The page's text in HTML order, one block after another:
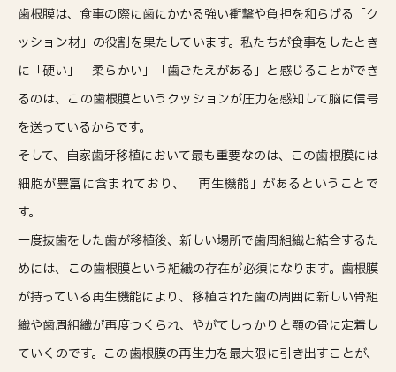
歯根膜は、食事の際に歯にかかる強い衝撃や負担を和らげる「ク
ッション材」の役割を果たしています。私たちが食事をしたとき
に「硬い」「柔らかい」「歯ごたえがある」と感じることができ
るのは、この歯根膜というクッションが圧力を感知して脳に信号
を送っているからです。
そして、自家歯牙移植において最も重要なのは、この歯根膜には
細胞が豊富に含まれており、「再生機能」があるということで
す。
一度抜歯をした歯が移植後、新しい場所で歯周組織と結合するた
めには、この歯根膜という組織の存在が必須になります。歯根膜
が持っている再生機能により、移植された歯の周囲に新しい骨組
織や歯周組織が再度つくられ、やがてしっかりと顎の骨に定着し
ていくのです。この歯根膜の再生力を最大限に引き出すことが、